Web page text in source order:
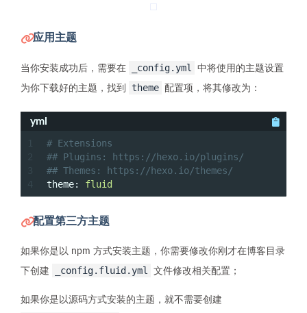
应用主题
当你安装成功后，需要在 _config.yml 中将使用的主题设置
为你下载好的主题，找到 theme 配置项，将其修改为：
yml
3
# Extensions
## Plugins: https://hexo.io/plugins/
## Themes: https://hexo.io/themes/
theme:
fluid
配置第三方主题
如果你是以 npm 方式安装主题，你需要修改你刚才在博客目录
下创建 _config.fluid.yml 文件修改相关配置；
如果你是以源码方式安装的主题，就不需要创建